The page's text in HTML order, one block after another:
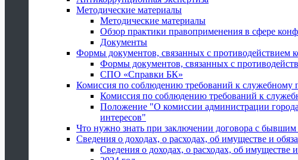
Методические материалы
Методические материалы
Обзор практики правоприменения в сфере
Документы
Формы документов, связанных с противодействием
Формы документов, связанных с
СПО «Справки БК»
Комиссия по соблюдению требований к
Комиссия по соблюдению требований к
Положение "О комиссии администрации
интересов"
Что нужно знать при заключении договора с
Сведения о доходах, о расходах, об имуществе и
Сведения о доходах, о расходах, об имуществе